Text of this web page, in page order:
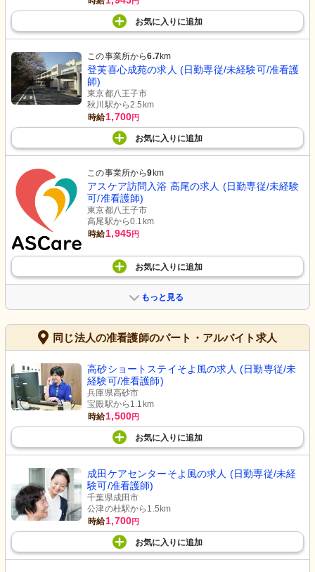
お気に入り に追加
この事業所から6.7km
登芙喜心成苑の求人 (日勤専従/未経験可/准看護
師)
東京都八王子市
秋川駅から2.5km
時給1,700円
お気に入り に追加
この事業所から9 km
アスケア訪問入浴 高尾の求人 (日勤専従/未経験
可/准看護師)
東京都八王子市
高尾駅から0.1km
時給1,945円
お気に入り に追加
もっと見る
同じ法人の准看護師のパート・アルバイト求人
高砂ショートステイそよ風の求人 (日勤専従/未
経験可/准看護師)
兵庫県高砂市
宝殿駅から1.1km
時給1,500円
お気に入り に追加
成田ケアセンターそよ風の求人 (日勤専従/未経
験可/准看護師)
千葉県成田市
公津の杜駅から1.5km
時給1,700円
お気に入り に追加